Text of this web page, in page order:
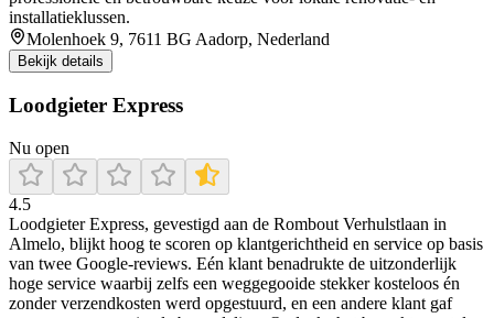
installatieklussen.
Molenhoek 9, 7611 BG Aadorp, Nederland
Bekijk details
Loodgieter Express
Nu open
4.5
Loodgieter Express, gevestigd aan de Rombout Verhulstlaan in
Almelo, blijkt hoog te scoren op klantgerichtheid en service op basis
van twee Google-reviews. Eén klant benadrukte de uitzonderlijk
hoge service waarbij zelfs een weggegooide stekker kosteloos én
zonder verzendkosten werd opgestuurd, en een andere klant gaf